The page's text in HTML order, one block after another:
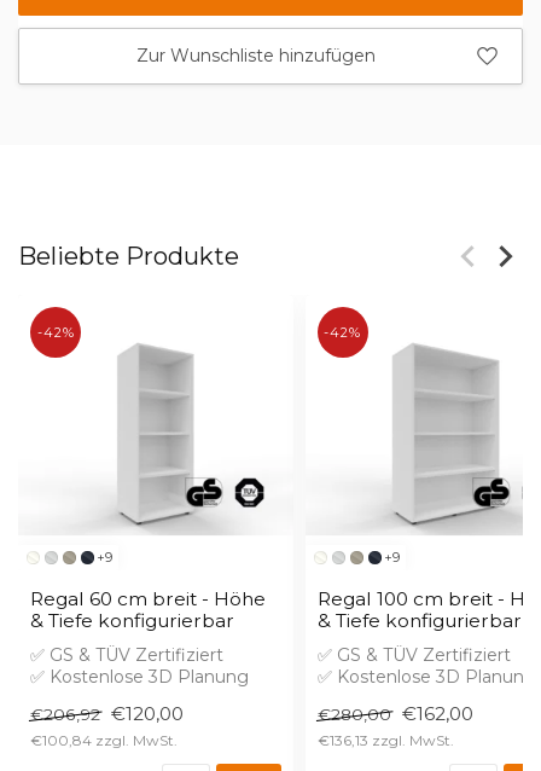
Zur Wunschliste hinzufügen
Beliebte Produkte
+9
-42%
Regal 60 cm breit - Höhe
& Tiefe konfigurierbar
✅ GS & TÜV Zertifiziert
✅ Kostenlose 3D Planung
Aufprei...
€206,92 €120,00
€100,84
+9
-42%
Regal 100 cm breit -
& Tiefe konfigurierbar
✅ GS & TÜV Zertifiziert
✅ Kostenlose 3D Planung
Aufprei...
€280,00 €162,00
€136,13